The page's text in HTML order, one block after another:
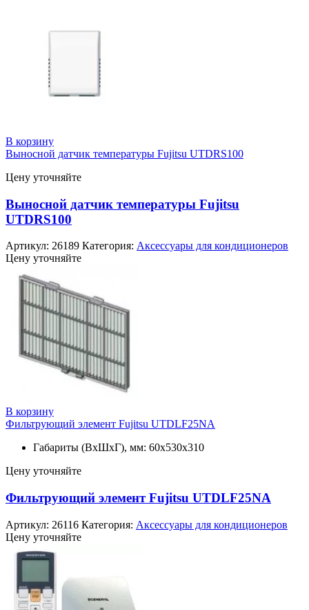
В корзину
Выносной датчик температуры Fujitsu UTDRS100
Цену уточняйте
Выносной датчик температуры Fujitsu
UTDRS100
Артикул: 26189 Категория: Аксессуары для кондиционеров
Цену уточняйте
В корзину
Фильтрующий элемент Fujitsu UTDLF25NA
Габариты (ВxШxГ), мм: 60х530х310
Цену уточняйте
Фильтрующий элемент Fujitsu UTDLF25NA
Артикул: 26116 Категория: Аксессуары для кондиционеров
Цену уточняйте